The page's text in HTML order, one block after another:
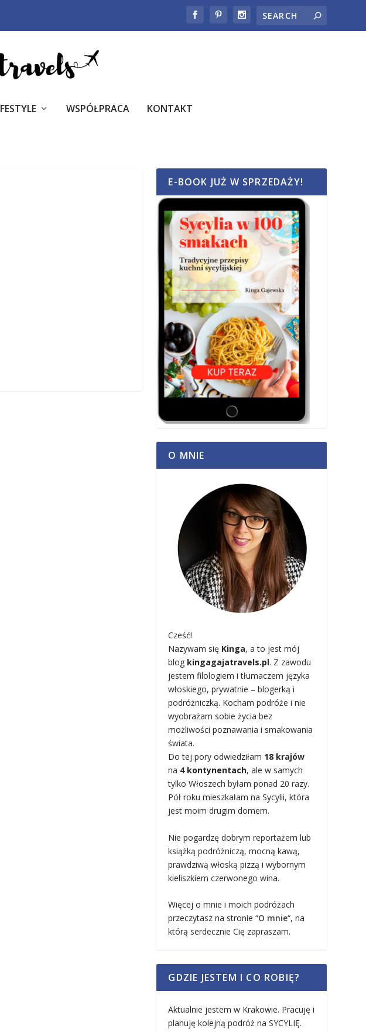
WSPÓŁPRACA KONTAKT
E-BOOK JUŻ W SPRZEDAŻY!
O MNIE
Cześć!
Nazywam się Kinga, a to jest mój
blog kingagajatravels.pl. Z zawodu
jestem filologiem i tłumaczem języka
włoskiego, prywatnie – blogerką i
podróżniczką. Kocham podróże i nie
wyobrażam sobie życia bez
możliwości poznawania i smakowania
świata.
Do tej pory odwiedziłam 18 krajów
na 4 kontynentach, ale w samych
tylko Włoszech byłam ponad 20 razy.
Pół roku mieszkałam na Sycylii, która
jest moim drugim domem.
Nie pogardzę dobrym reportażem lub
książką podróżniczą, mocną kawą,
prawdziwą włoską pizzą i wybornym
kieliszkiem czerwonego wina.
Więcej o mnie i moich podróżach
przeczytasz na stronie “O mnie“, na
którą serdecznie Cię zapraszam.
GDZIE JESTEM I CO ROBIĘ?
Aktualnie jestem w Krakowie. Pracuję i
planuję kolejną podróż na SYCYLIĘ.